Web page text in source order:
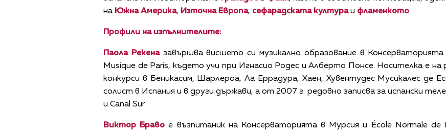
на Южна Америка, Източна Европа, сефарадската култураи фламенкото.
Профили на изпълнителите:
Паола Рекеназавършва висшето си музикално образование в
Musique de Paris, където учи при Игнасио Родес и Алберто Понсе. Носителка е
конкурси в Беникасим, Шарлероа, Ла Еррадура, Хаен, Хувентудес Мусикалес де
солист в Испания и в други държави, а от 2007 г. редовно записва за испански
и Canal Sur.
Виктор Браво е възпитаник на Консерваторията в Мурсия и École Normale de